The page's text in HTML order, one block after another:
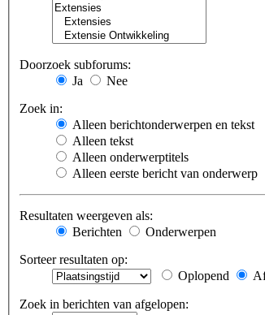
Doorzoek subforums:
Ja
Nee
Zoek in:
Alleen berichtonderwerpen en tekst
Alleen tekst
Alleen onderwerptitels
Alleen eerste bericht van onderwerp
Resultaten weergeven als:
Berichten
Onderwerpen
Sorteer resultaten op:
Oplopend
Zoek in berichten van afgelopen: